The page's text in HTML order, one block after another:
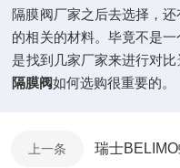
隔膜阀厂家之后去选择，
的相关的材料。毕竟不是
是找到几家厂家来进行对
隔膜阀如何选购很重要的。
上一条 瑞士